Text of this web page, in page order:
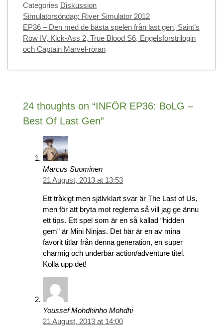
Categories Diskussion
Simulatorsöndag: River Simulator 2012
EP36 – Den med de bästa spelen från last gen, Saint’s
Row IV, Kick-Ass 2, True Blood S6, Engelsforstrilogin
och Captain Marvel-röran
24 thoughts on “INFÖR EP36: BoLG –
Best Of Last Gen”
Marcus Suominen
21 August, 2013 at 13:53
Ett tråkigt men självklart svar är The Last of Us,
men för att bryta mot reglerna så vill jag ge ännu
ett tips. Ett spel som är en så kallad “hidden
gem” är Mini Ninjas. Det här är en av mina
favorit titlar från denna generation, en super
charmig och underbar action/adventure titel.
Kolla upp det!
Youssef Mohdhinho Mohdhi
21 August, 2013 at 14:00